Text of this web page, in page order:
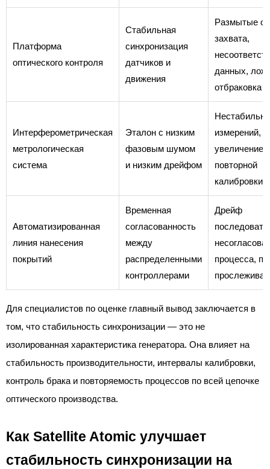
Платформа
оптического контроля
Стабильная
синхронизация
датчиков и
движения
Размытые
захвата,
данных,
отбраковка
Интерферометрическая
метрологическая
система
Эталон с низким
фазовым шумом
и низким дрейфом
измерений,
увеличение
повторной
калибровки
Автоматизированная
линия нанесения
покрытий
Временная
согласованность
между
распределенными
контроллерами
Дрейф
процесса,
Для специалистов по оценке главный вывод заключается в
том, что стабильность синхронизации — это не
изолированная характеристика генератора. Она влияет на
стабильность производительности, интервалы калибровки,
контроль брака и повторяемость процессов по всей цепочке
оптического производства.
Как Satellite Atomic улучшает
стабильность синхронизации на